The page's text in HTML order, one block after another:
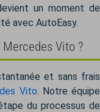
un moment de
avec AutoEasy.
Vito ?
et sans frais
Vito . Notre équipe
du processus de